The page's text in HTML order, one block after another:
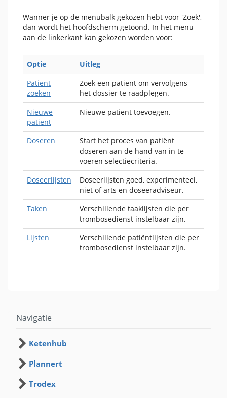
Wanner je op de menubalk gekozen hebt voor 'Zoek',
dan wordt het hoofdscherm getoond. In het menu
aan de linkerkant kan gekozen worden voor:
Optie
Uitleg
Patiënt
zoeken
Zoek een patiënt om vervolgens
het dossier te raadplegen.
Nieuwe
patiënt
Nieuwe patiënt toevoegen.
Doseren
Start het proces van patiënt
doseren aan de hand van in te
voeren selectiecriteria.
Doseerlijsten
Doseerlijsten goed, experimenteel,
niet of arts en doseeradviseur.
Taken
Verschillende taaklijsten die per
trombosedienst instelbaar zijn.
Lijsten
Verschillende patiëntlijsten die per
trombosedienst instelbaar zijn.
Navigatie
Ketenhub
Plannert
Trodex